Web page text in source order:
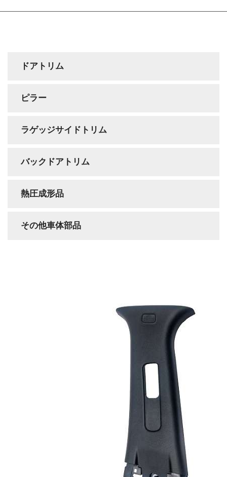
ドアトリム
ピラー
ラゲッジサイドトリム
バックドアトリム
熱圧成形品
その他車体部品